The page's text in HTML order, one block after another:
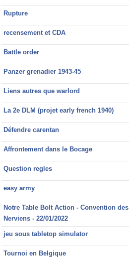
Rupture
recensement et CDA
Battle order
Panzer grenadier 1943-45
Liens autres que warlord
La 2e DLM (projet early french 1940)
Défendre carentan
Affrontement dans le Bocage
Question regles
easy army
Notre Table Bolt Action - Convention des
Nerviens - 22/01/2022
jeu sous tabletop simulator
Tournoi en Belgique